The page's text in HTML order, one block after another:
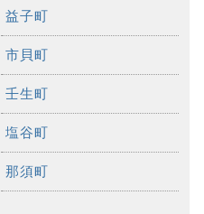
益子町
市貝町
壬生町
塩谷町
那須町